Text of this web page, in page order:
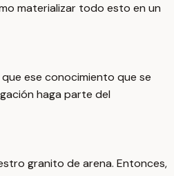
materializar todo esto en un
ese conocimiento que se
haga parte del
granito de arena. Entonces,